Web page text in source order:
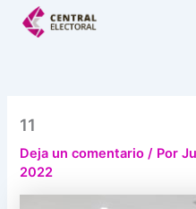
11
Deja un comentario / Por
2022